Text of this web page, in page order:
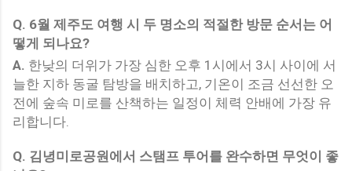
Q. 6월 제주도 여행 시 두 명소의 적절한 방문 순서는 어
떻게 되나요?
A. 한낮의 더위가 가장 심한 오후 1시에서 3시 사이에 서
늘한 지하 동굴 탐방을 배치하고, 기온이 조금 선선한 오
전에 숲속 미로를 산책하는 일정이 체력 안배에 가장 유
리합니다.
Q. 김녕미로공원에서 스탬프 투어를 완수하면 무엇이 좋